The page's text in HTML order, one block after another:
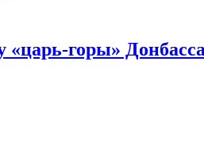
горы»